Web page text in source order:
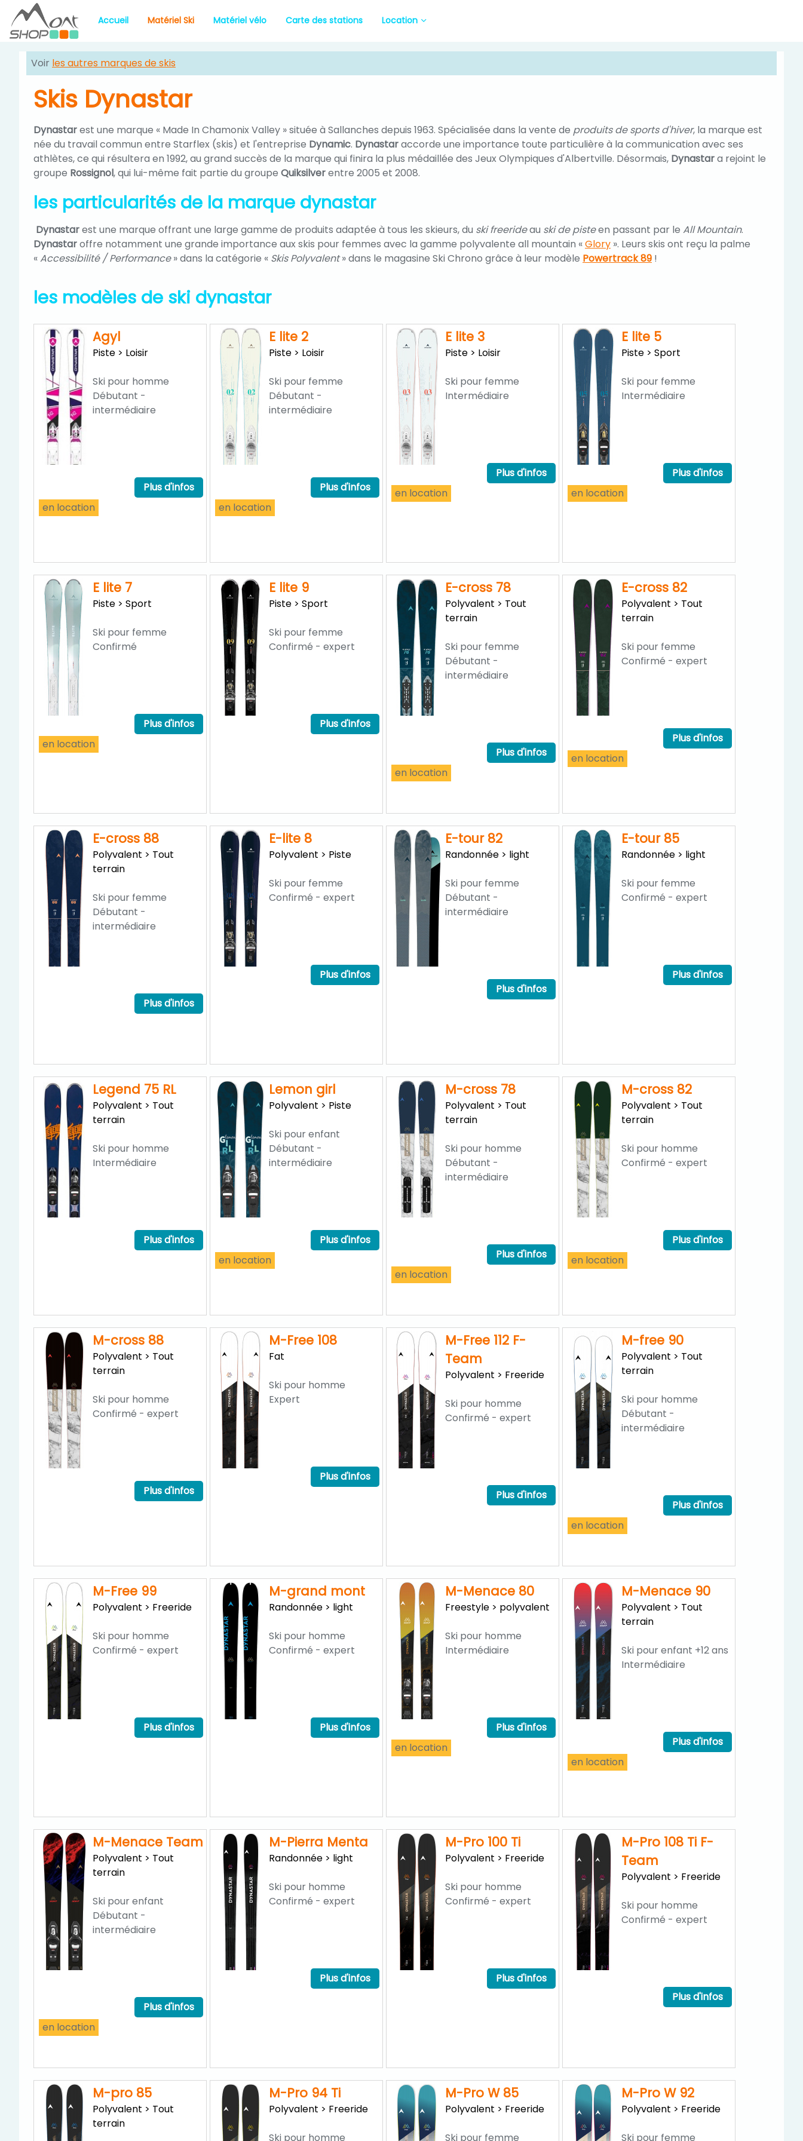
Accueil Matériel Ski Matériel vélo Carte des stations Location
Voir les autres marques de skis
Skis Dynastar
Dynastarest une marque « Made In Chamonix Valley » située à Sallanches depuis 1963. Spécialisée dans la vente de produits de sports d'hiver, la marque est
née du travail commun entre Starflex (skis) et l'entreprise Dynamic. Dynastaraccorde une importance toute particulière à la communication avec ses
athlètes, ce qui résultera en 1992, au grand succès de la marque qui finira la plus médaillée des Jeux Olympiques d'Albertville. Désormais, Dynastara rejoint le
groupe Rossignol, qui lui-même fait partie du groupe Quiksilverentre 2005 et 2008.
les particularités de la marque dynastar
Dynastarest une marque offrant une large gamme de produits adaptée à tous les skieurs, du ski freerideau ski de pisteen passant par le All Mountain.
Dynastaroffre notamment une grande importance aux skis pour femmes avec la gamme polyvalente all mountain «Glory ». Leurs skis ont reçu la palme
«Accessibilité / Performance» dans la catégorie « Skis Polyvalent» dans le magasine Ski Chrono grâce à leur modèle Powertrack 89 !
les modèles de ski dynastar
Agyl
Piste > Loisir
Ski pour homme
Débutant -
intermédiaire
Plus d'infos
en location
E lite 2
Piste > Loisir
Ski pour femme
Débutant -
intermédiaire
Plus d'infos
en location
E lite 3
Piste > Loisir
Ski pour femme
Intermédiaire
Plus d'infos
en location
E lite 5
Piste > Sport
Ski pour femme
Intermédiaire
Plus d'infos
en location
E lite 7
Piste > Sport
Ski pour femme
Confirmé
Plus d'infos
en location
E lite 9
Piste > Sport
Ski pour femme
Confirmé - expert
Plus d'infos
E-cross 78
Polyvalent > Tout
terrain
Ski pour femme
Débutant -
intermédiaire
Plus d'infos
en location
E-cross 82
Polyvalent > Tout
terrain
Ski pour femme
Confirmé - expert
Plus d'infos
en location
E-cross 88
Polyvalent > Tout
terrain
Ski pour femme
Débutant -
intermédiaire
Plus d'infos
E-lite 8
Polyvalent > Piste
Ski pour femme
Confirmé - expert
Plus d'infos
E-tour 82
Randonnée > light
Ski pour femme
Débutant -
intermédiaire
Plus d'infos
E-tour 85
Randonnée > light
Ski pour femme
Confirmé - expert
Plus d'infos
Legend 75 RL
Polyvalent > Tout
terrain
Ski pour homme
Intermédiaire
Plus d'infos
Lemon girl
Polyvalent > Piste
Ski pour enfant
Débutant -
intermédiaire
Plus d'infos
en location
M-cross 78
Polyvalent > Tout
terrain
Ski pour homme
Débutant -
intermédiaire
Plus d'infos
en location
M-cross 82
Polyvalent > Tout
terrain
Ski pour homme
Confirmé - expert
Plus d'infos
en location
M-cross 88
Polyvalent > Tout
terrain
Ski pour homme
Confirmé - expert
Plus d'infos
M-Free 108
Fat
Ski pour homme
Expert
Plus d'infos
M-Free 112 F-
Team
Polyvalent > Freeride
Ski pour homme
Confirmé - expert
Plus d'infos
M-free 90
Polyvalent > Tout
terrain
Ski pour homme
Débutant -
intermédiaire
Plus d'infos
en location
M-Free 99
Polyvalent > Freeride
Ski pour homme
Confirmé - expert
Plus d'infos
M-grand mont
Randonnée > light
Ski pour homme
Confirmé - expert
Plus d'infos
M-Menace 80
Freestyle > polyvalent
Ski pour homme
Intermédiaire
Plus d'infos
en location
M-Menace 90
Polyvalent > Tout
terrain
Ski pour enfant +12 ans
Intermédiaire
Plus d'infos
en location
M-Menace Team
Polyvalent > Tout
terrain
Ski pour enfant
Débutant -
intermédiaire
Plus d'infos
en location
M-Pierra Menta
Randonnée > light
Ski pour homme
Confirmé - expert
Plus d'infos
M-Pro 100 Ti
Polyvalent > Freeride
Ski pour homme
Confirmé - expert
Plus d'infos
M-Pro 108 Ti F-
Team
Polyvalent > Freeride
Ski pour homme
Confirmé - expert
Plus d'infos
M-pro 85
Polyvalent > Tout
terrain
M-Pro 94 Ti
Polyvalent > Freeride
Ski pour homme
M-Pro W 85
Polyvalent > Freeride
Ski pour femme
M-Pro W 92
Polyvalent > Freeride
Ski pour femme